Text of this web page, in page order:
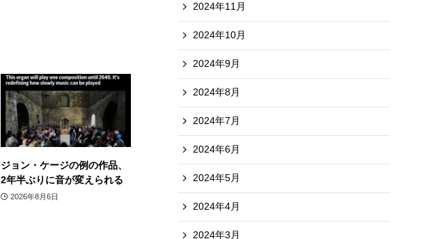
ジョン・ケージの例の作品、
2年半ぶりに音が変えられる
2026年8月6日
2024年11月
2024年10月
2024年9月
2024年8月
2024年7月
2024年6月
2024年5月
2024年4月
2024年3月